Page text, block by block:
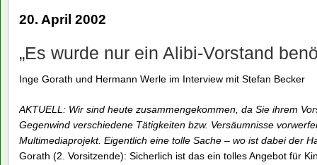
20. April 2002
„Es wurde nur ein Alibi-Vorstand
Inge Gorath und Hermann Werle im Interview mit Stefan Becker
AKTUELL: Wir sind heute zusammengekommen, da Sie ihrem
Gegenwind verschiedene Tätigkeiten bzw. Versäumnisse
Multimediaprojekt. Eigentlich eine tolle Sache – wo ist dabei der
Gorath (2. Vorsitzende): Sicherlich ist das ein tolles Angebot für